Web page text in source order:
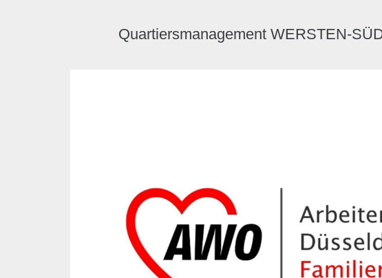
Quartiersmanagement WERSTEN-